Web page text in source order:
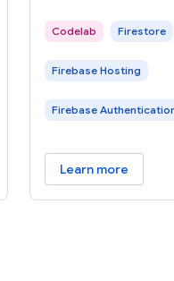
使用 StackBlitz （
建应用。Stackblitz
助 StackBlitz，您可
Codelab Firestore
Firebase Hosting
Firebase
Learn more